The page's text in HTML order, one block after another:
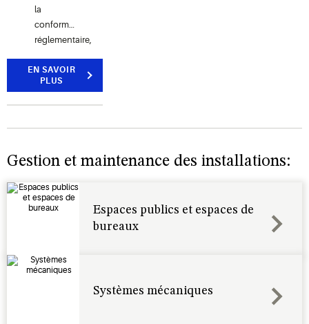
la
conformité
réglementaire,
protégeant
les
marque.
EN SAVOIR
PLUS
Gestion et maintenance des installations:
Espaces publics et espaces de
bureaux
Systèmes mécaniques